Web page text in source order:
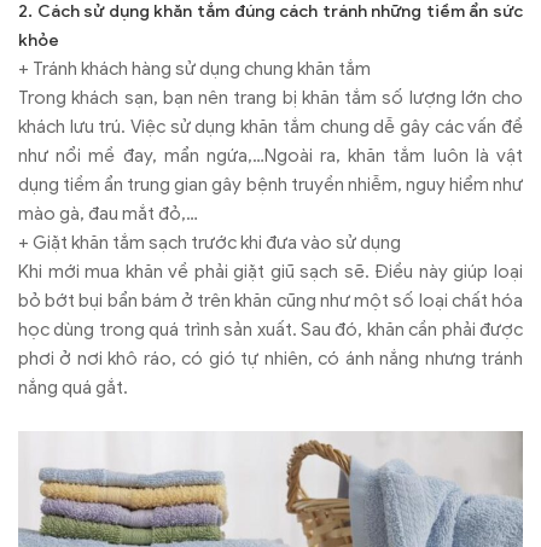
2. Cách sử dụng khăn tắm đúng cách tránh những tiềm ẩn sức
khỏe
+ Tránh khách hàng sử dụng chung khăn tắm
Trong khách sạn, bạn nên trang bị khăn tắm số lượng lớn cho
khách lưu trú. Việc sử dụng khăn tắm chung dễ gây các vấn đề
như nổi mề đay, mẩn ngứa,…Ngoài ra, khăn tắm luôn là vật
dụng tiềm ẩn trung gian gây bệnh truyền nhiễm, nguy hiểm như
mào gà, đau mắt đỏ,…
+ Giặt khăn tắm sạch trước khi đưa vào sử dụng
Khi mới mua khăn về phải giặt giũ sạch sẽ. Điều này giúp loại
bỏ bớt bụi bẩn bám ở trên khăn cũng như một số loại chất hóa
học dùng trong quá trình sản xuất. Sau đó, khăn cần phải được
phơi ở nơi khô ráo, có gió tự nhiên, có ánh nắng nhưng tránh
nắng quá gắt.